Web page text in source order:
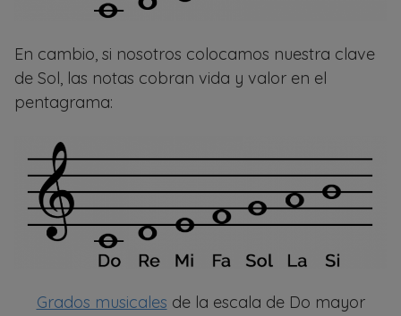
En cambio, si nosotros colocamos nuestra clave
de Sol, las notas cobran vida y valor en el
pentagrama:
Grados musicales de la escala de Do mayor